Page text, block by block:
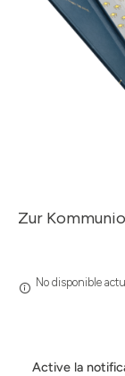
Zur
No disponible
Active la